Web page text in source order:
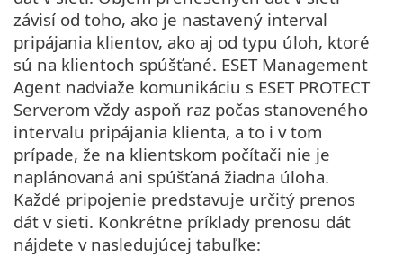
závisí od toho, ako je nastavený interval
pripájania klientov, ako aj od typu úloh, ktoré
sú na klientoch spúšťané. ESET Management
Agent nadviaže komunikáciu s ESET PROTECT
Serverom vždy aspoň raz počas stanoveného
intervalu pripájania klienta, a to i v tom
prípade, že na klientskom počítači nie je
naplánovaná ani spúšťaná žiadna úloha.
Každé pripojenie predstavuje určitý prenos
dát v sieti. Konkrétne príklady prenosu dát
nájdete v nasledujúcej tabuľke: